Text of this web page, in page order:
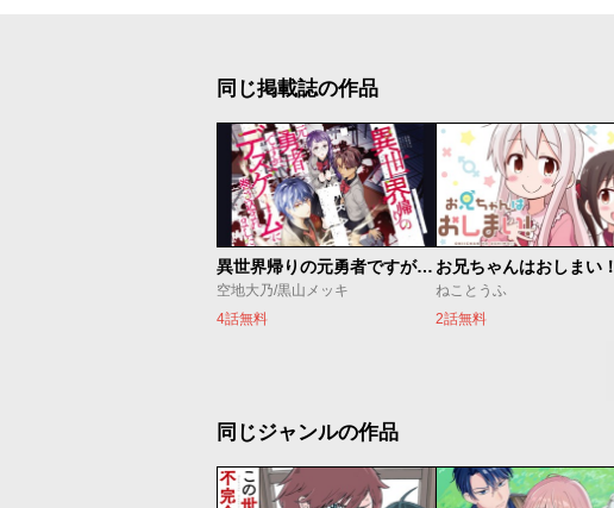
同じ掲載誌の作品
異世界帰りの元勇者ですが、デスゲームに巻き込まれました
空地大乃/黒山メッキ
4話無料
お兄ちゃんはおしまい！
ねことうふ
2話無料
同じジャンルの作品